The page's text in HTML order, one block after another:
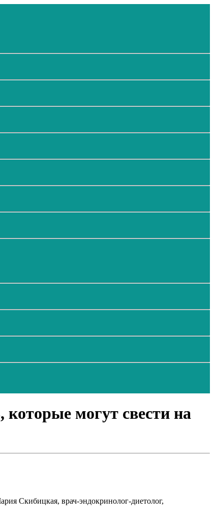
могут свести на
Скибицкая, врач-эндокринолог-диетолог,